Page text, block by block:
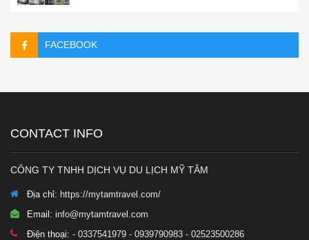
FACEBOOK
CONTACT INFO
CÔNG TY TNHH DỊCH VỤ DU LỊCH MỸ TÂM
Địa chỉ: https://mytamtravel.com/
Email: info@mytamtravel.com
Điện thoại: - 0337541979 - 0939790983 - 02523500286